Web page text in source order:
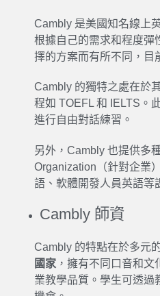
Cambly 是美國知名線上
根據自己的需求和程度彈
擇的方案而有所不同，目
Cambly 的獨特之處在於
程如 TOEFL 和 IELTS。
進行自由對話練習。
另外，Cambly 也提供多
Organization（針對企業
語、軟體開發人員英語等
Cambly 師資
Cambly 的特點在於多元
國家 ，擁有不同口音和
業教學品質。學生可透過